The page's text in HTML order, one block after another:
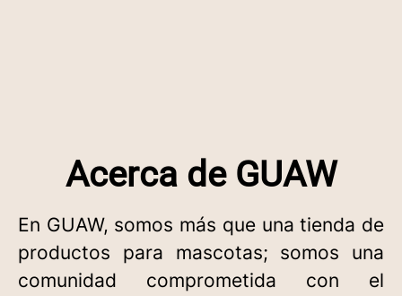
Acerca de GUAW
En GUAW, somos más que una tienda de
productos para mascotas; somos una
comunidad comprometida con el